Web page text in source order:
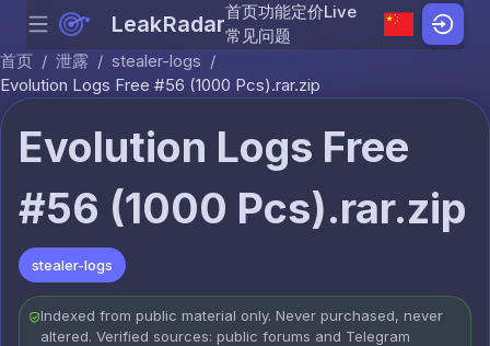
Skip to content
Menu LeakRadar首页功能定价Live
常见问题
首页 / 泄露 / stealer-logs /
Evolution Logs Free #56 (1000 Pcs).rar.zip
Evolution Logs Free
#56 (1000 Pcs).rar.zip
stealer-logs
Indexed from public material only. Never purchased, never
altered. Verified sources: public forums and Telegram